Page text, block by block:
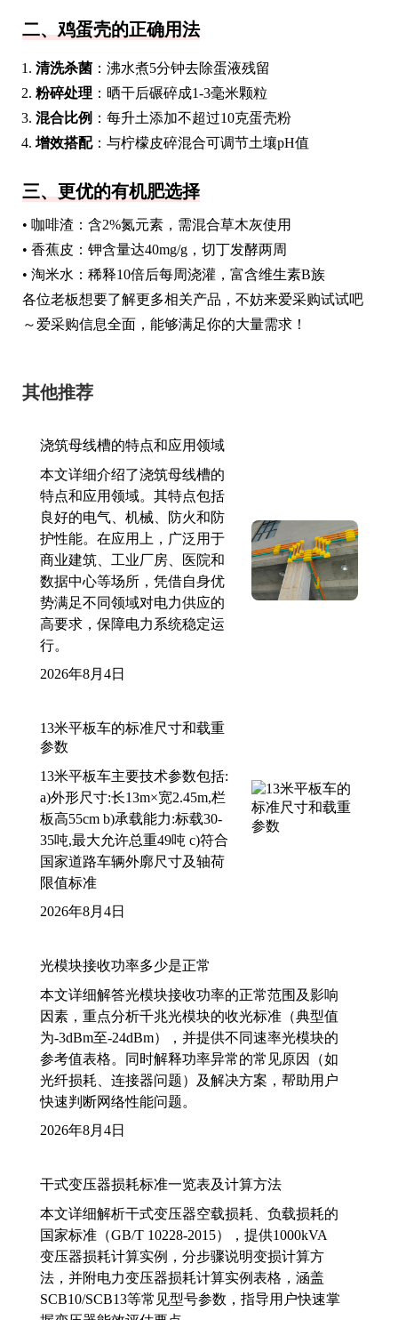
二、鸡蛋壳的正确用法
清洗杀菌 ：沸水煮5分钟去除蛋液残留
粉碎处理 ：晒干后碾碎成1-3毫米颗粒
混合比例 ：每升土添加不超过10克蛋壳粉
增效搭配：与柠檬皮碎混合可调节土壤pH值
三、更优的有机肥选择
• 咖啡渣：含2%氮元素，需混合草木灰使用
• 香蕉皮：钾含量达40mg/g，切丁发酵两周
• 淘米水：稀释10倍后每周浇灌，富含维生素B族
各位老板想要了解更多相关产品，不妨来爱采购试试吧
～爱采购信息全面，能够满足你的大量需求！
其他推荐
浇筑母线槽的特点和应用领域
本文详细介绍了浇筑母线槽的
特点和应用领域。其特点包括
良好的电气、机械、防火和防
护性能。在应用上，广泛用于
商业建筑、工业厂房、医院和
数据中心等场所，凭借自身优
势满足不同领域对电力供应的
高要求，保障电力系统稳定运
行。
2026年8月4日
13米平板车的标准尺寸和载重
参数
13米平板车主要技术参数包括:
a)外形尺寸:长13m×宽2.45m,栏
板高55cm b)承载能力:标载30-
35吨,最大允许总重49吨 c)符合
国家道路车辆外廓尺寸及轴荷
限值标准
2026年8月4日
光模块接收功率多少是正常
本文详细解答光模块接收功率的正常范围及影响
因素，重点分析千兆光模块的收光标准（典型值
为-3dBm至-24dBm），并提供不同速率光模块的
参考值表格。同时解释功率异常的常见原因（如
光纤损耗、连接器问题）及解决方案，帮助用户
快速判断网络性能问题。
2026年8月4日
干式变压器损耗标准一览表及计算方法
本文详细解析干式变压器空载损耗、负载损耗的
国家标准（GB/T 10228-2015），提供1000kVA
变压器损耗计算实例，分步骤说明变损计算方
法，并附电力变压器损耗计算实例表格，涵盖
SCB10/SCB13等常见型号参数，指导用户快速掌